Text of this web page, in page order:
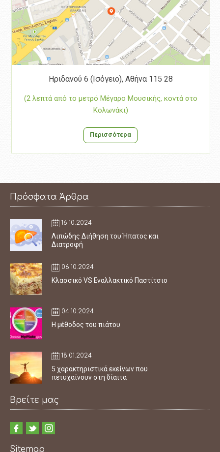
Ηριδανού 6 (Ισόγειο), Αθήνα 115 28
(2 λεπτά από το μετρό Μέγαρο Μουσικής, κοντά στο
Κολωνάκι)
Περισσότερα
Πρόσφατα Άρθρα
16.10.2024
Λιπώδης Διήθηση του Ήπατος και
Διατροφή
06.10.2024
Κλασσικό VS Εναλλακτικό Παστίτσιο
04.10.2024
Η μέθοδος του πιάτου
18.01.2024
5 χαρακτηριστικά εκείνων που
πετυχαίνουν στη δίαιτα
Βρείτε μας
Sitemap